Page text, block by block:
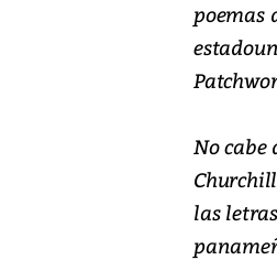
poemas
No
las